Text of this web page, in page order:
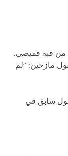
من قبة قميصي.
نقول مازحين: "لم
سابق في